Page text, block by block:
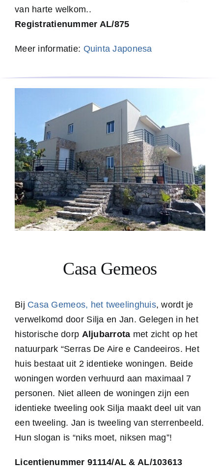
van harte welkom..
Registratienummer AL/875
Meer informatie: Quinta Japonesa
Casa Gemeos
Bij Casa Gemeos, het tweelinghuis, wordt je
verwelkomd door Silja en Jan. Gelegen in het
historische dorp Aljubarrota met zicht op het
natuurpark “Serras De Aire e Candeeiros. Het
huis bestaat uit 2 identieke woningen. Beide
woningen worden verhuurd aan maximaal 7
personen. Niet alleen de woningen zijn een
identieke tweeling ook Silja maakt deel uit van
een tweeling. Jan is tweeling van sterrenbeeld.
Hun slogan is “niks moet, niksen mag”!
Licentienummer 91114/AL & AL/103613